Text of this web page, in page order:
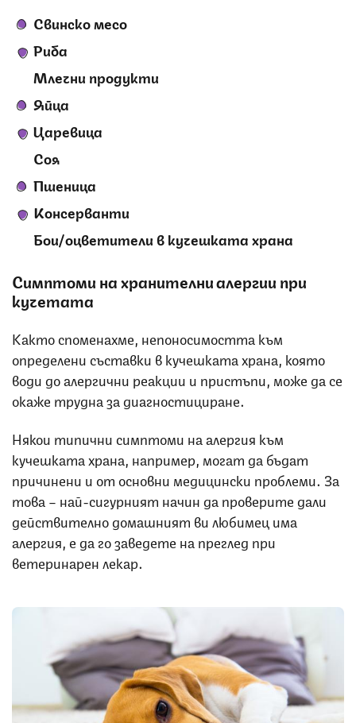
Свинско месо
Риба
Млечни продукти
Яйца
Царевица
Соя
Пшеница
Консерванти
Бои/оцветители в кучешката храна
Симптоми на хранителни алергии при
кучетата
Както споменахме, непоносимостта към
определени съставки в кучешката храна, която
води до алергични реакции и пристъпи, може да се
окаже трудна за диагностициране.
Някои типични симптоми на алергия към
кучешката храна, например, могат да бъдат
причинени и от основни медицински проблеми. За
това – най-сигурният начин да проверите дали
действително домашният ви любимец има
алергия, е да го заведете на преглед при
ветеринарен лекар.